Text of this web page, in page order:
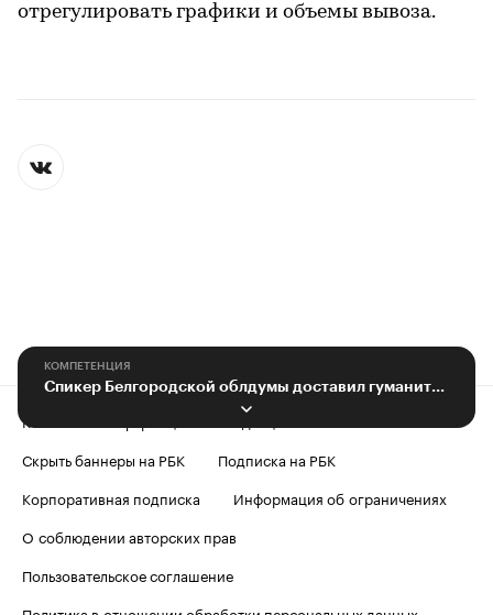
отрегулировать графики и объемы вывоза.
КОМПЕТЕНЦИЯ
Спикер Белгородской облдумы доставил гуманитарный груз в Курск
Контактная информация
Редакция
Скрыть баннеры на РБК
Подписка на РБК
Корпоративная подписка
Информация об ограничениях
О соблюдении авторских прав
Пользовательское соглашение